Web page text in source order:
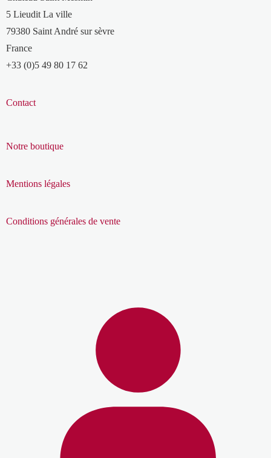
5 Lieudit La ville
79380 Saint André sur sèvre
France
+33 (0)5 49 80 17 62
Contact
Notre boutique
Mentions légales
Conditions générales de vente